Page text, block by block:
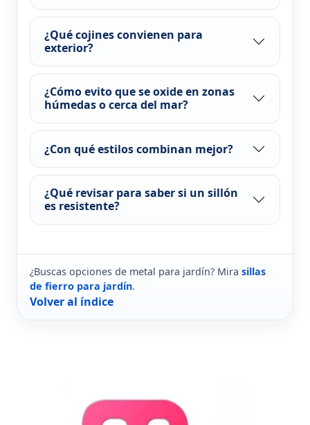
¿Qué cojines convienen para
exterior?
¿Cómo evito que se oxide en zonas
húmedas o cerca del mar?
¿Con qué estilos combinan mejor?
¿Qué revisar para saber si un sillón
es resistente?
¿Buscas opciones de metal para jardín? Mira sillas
de fierro para jardín.
Volver al índice